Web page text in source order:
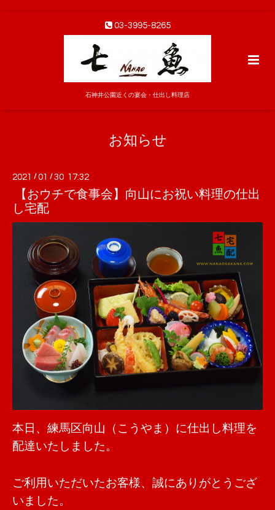
03-3995-8265
石神井公園近くの宴会・仕出し料理店
お知らせ
2021 /01 /30 17:32
【おウチで食事会】向山にお祝い料理の仕出
し宅配
本日、練馬区向山（こうやま）に仕出し料理を
配達いたしました。
ご利用いただいたお客様、誠にありがとうござ
いました。